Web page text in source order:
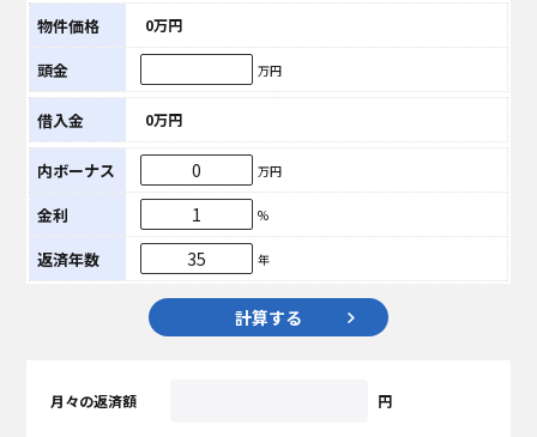
物件価格 0万円
頭金 万円
借入金 0万円
内ボーナス 万円
金利 %
返済年数 年
計算する
月々の返済額 円